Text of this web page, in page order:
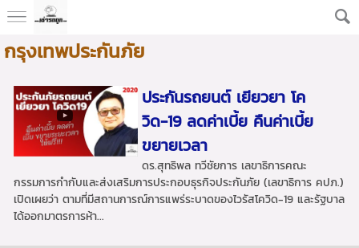
กรุงเทพประกันภัย
ประกันรถยนต์ เยียวยา โค
วิด-19 ลดค่าเบี้ย คืนค่าเบี้ย
ขยายเวลา
ดร.สุทธิพล ทวีชัยการ เลขาธิการคณะ
กรรมการกำกับและส่งเสริมการประกอบธุรกิจประกันภัย (เลขาธิการ คปภ.)
เปิดเผยว่า ตามที่มีสถานการณ์การแพร่ระบาดของไวรัสโควิด-19 และรัฐบาล
ได้ออกมาตรการห้า...